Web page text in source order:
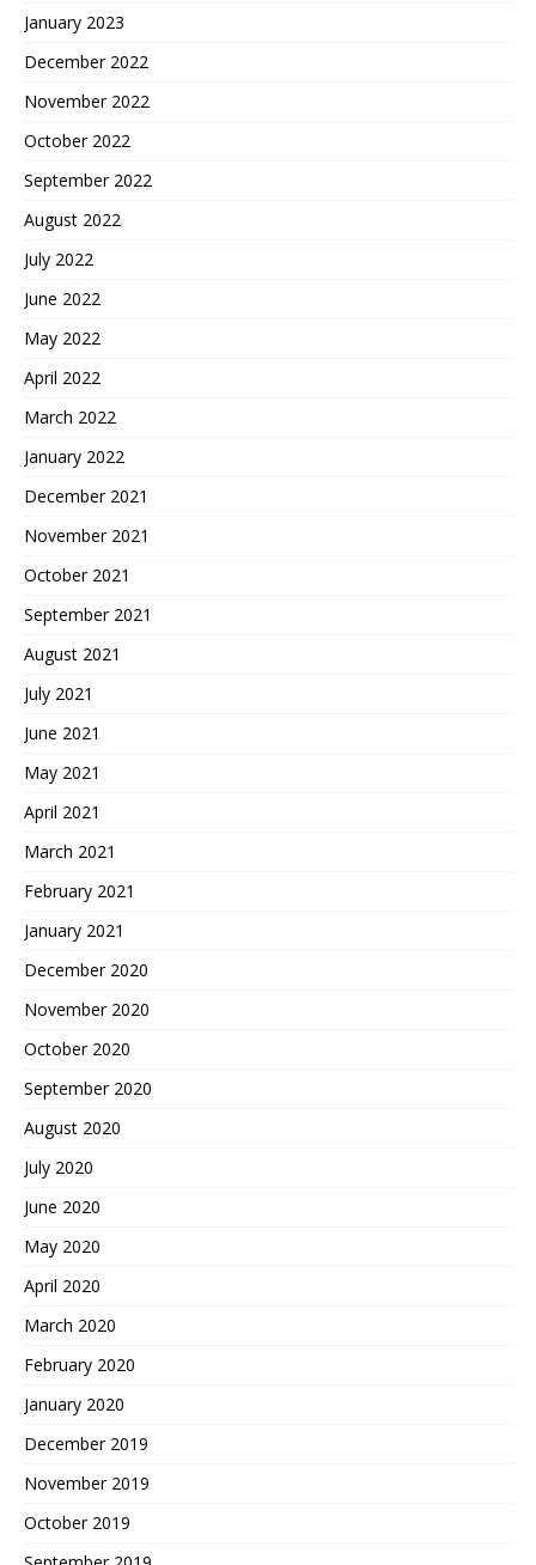
January 2023
December 2022
November 2022
October 2022
September 2022
August 2022
July 2022
June 2022
May 2022
April 2022
March 2022
January 2022
December 2021
November 2021
October 2021
September 2021
August 2021
July 2021
June 2021
May 2021
April 2021
March 2021
February 2021
January 2021
December 2020
November 2020
October 2020
September 2020
August 2020
July 2020
June 2020
May 2020
April 2020
March 2020
February 2020
January 2020
December 2019
November 2019
October 2019